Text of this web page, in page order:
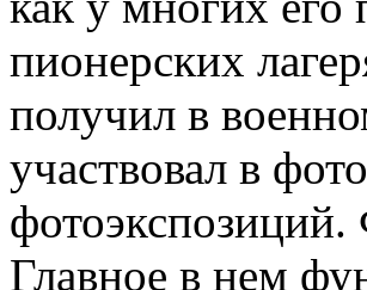
пионерских
получил в
участвовал в
фотоэкспозиций.
Главное в нем